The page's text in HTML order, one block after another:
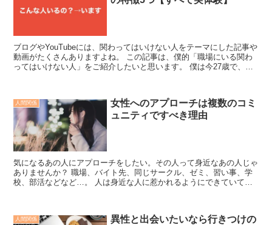
ブログやYouTubeには、関わってはいけない人をテーマにした記事や
動画がたくさんありますよね。 この記事は、僕的「職場にいる関わ
ってはいけない人」をご紹介したいと思います。 僕は今27歳で、本
人間関係
女性へのアプローチは複数のコミ
ュニティですべき理由
気になるあの人にアプローチをしたい。その人って身近なあの人じゃ
ありませんか？ 職場、バイト先、同じサークル、ゼミ、習い事、学
校、部活などなど…。 人は身近な人に惹かれるようにできていて、
人間関係
異性と出会いたいなら行きつけの